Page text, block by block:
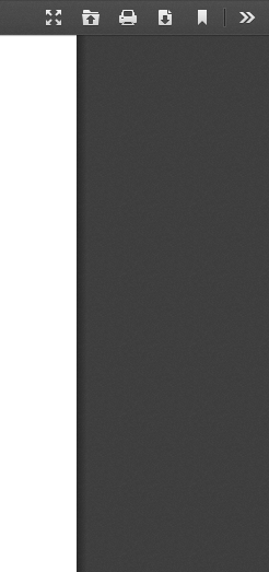
Presentation
Open Print Download
Current